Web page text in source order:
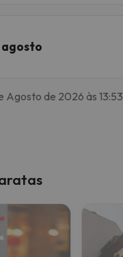
agosto
Agosto de 2026 às 13:53